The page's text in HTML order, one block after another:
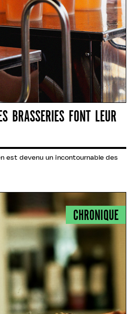
BRASSERIES FONT LEUR
est devenu un incontournable des
CHRONIQUE